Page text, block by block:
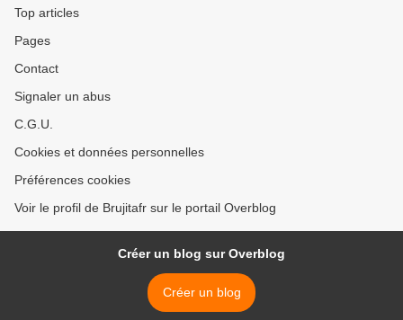
Top articles
Pages
Contact
Signaler un abus
C.G.U.
Cookies et données personnelles
Préférences cookies
Voir le profil de Brujitafr sur le portail Overblog
Créer un blog sur Overblog
Créer un blog